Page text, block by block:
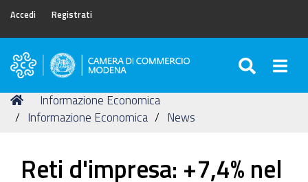
Accedi Registrati
Camera
Commercio
di
Tu
sei
Home
Informazione Economica
Informazione Economica
News
Reti d'impresa: +7,4% nel